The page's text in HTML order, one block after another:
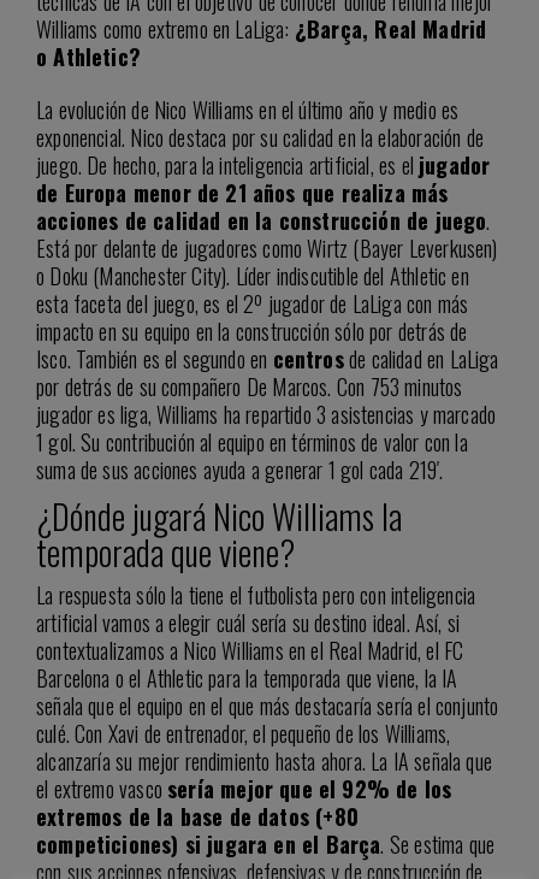
Williams como extremo en LaLiga: ¿Barça, Real Madrid
o Athletic?
La evolución de Nico Williams en el último año y medio es
exponencial. Nico destaca por su calidad en la elaboración de
juego. De hecho, para la inteligencia artificial, es el jugador
de Europa menor de 21 años que realiza más
acciones de calidad en la construcción de juego.
Está por delante de jugadores como Wirtz (Bayer Leverkusen)
o Doku (Manchester City). Líder indiscutible del Athletic en
esta faceta del juego, es el 2º jugador de LaLiga con más
impacto en su equipo en la construcción sólo por detrás de
Isco. También es el segundo en centrosde calidad en LaLiga
por detrás de su compañero De Marcos. Con 753 minutos
jugador es liga, Williams ha repartido 3 asistencias y marcado
1 gol. Su contribución al equipo en términos de valor con la
suma de sus acciones ayuda a generar 1 gol cada 219′.
¿Dónde jugará Nico Williams la
temporada que viene?
La respuesta sólo la tiene el futbolista pero con inteligencia
artificial vamos a elegir cuál sería su destino ideal. Así, si
contextualizamos a Nico Williams en el Real Madrid, el FC
Barcelona o el Athletic para la temporada que viene, la IA
señala que el equipo en el que más destacaría sería el conjunto
culé. Con Xavi de entrenador, el pequeño de los Williams,
alcanzaría su mejor rendimiento hasta ahora. La IA señala que
el extremo vasco sería mejor que el 92% de los
extremos de la base de datos (+80
competiciones) si jugara en el Barça. Se estima que
con sus acciones ofensivas, defensivas y de construcción de